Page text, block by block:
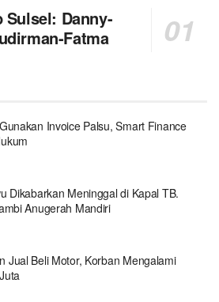
Sulsel: Danny-
Fatma
Invoice Palsu, Smart Finance
Dikabarkan Meninggal di Kapal TB.
Anugerah Mandiri
Jual Beli Motor, Korban Mengalami